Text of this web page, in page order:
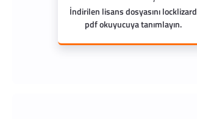
İndirilen lisans dosyasını locklizard
pdf okuyucuya tanımlayın.